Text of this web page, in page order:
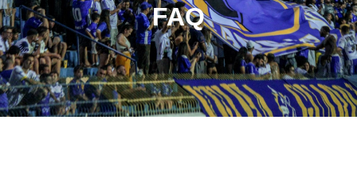
FAQ